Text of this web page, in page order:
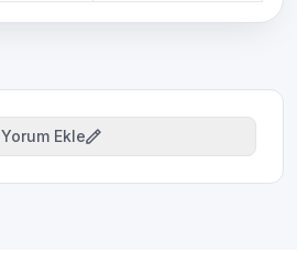
Yorum Ekle